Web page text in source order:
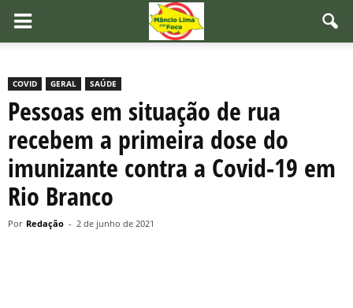
COVID GERAL SAÚDE
Pessoas em situação de rua
recebem a primeira dose do
imunizante contra a Covid-19 em
Rio Branco
Por Redação - 2 de junho de 2021